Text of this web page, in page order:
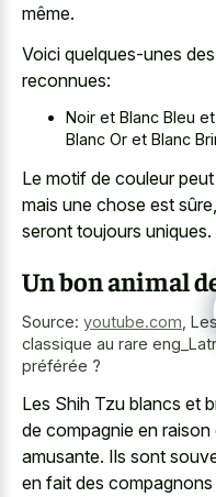
même.
Voici quelques-unes
reconnues:
Noir et Blanc Bleu
Blanc Or et Blanc
Le motif de couleur
mais une chose est
seront toujours uniques.
Un bon animal
Source: youtube.com
classique au rare
préférée ?
Les Shih Tzu blancs et
de compagnie en
amusante. Ils sont
en fait des